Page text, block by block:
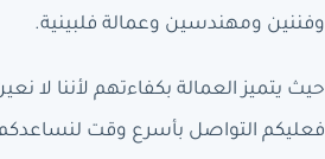
وفننين ومهندسين وعمالة فلبينية.
حيث يتميز العمالة بكفاءتهم لأننا لا
فعليكم التواصل بأسرع وقت